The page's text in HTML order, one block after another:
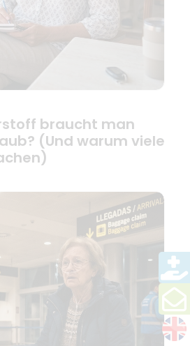
braucht man
(Und warum viele